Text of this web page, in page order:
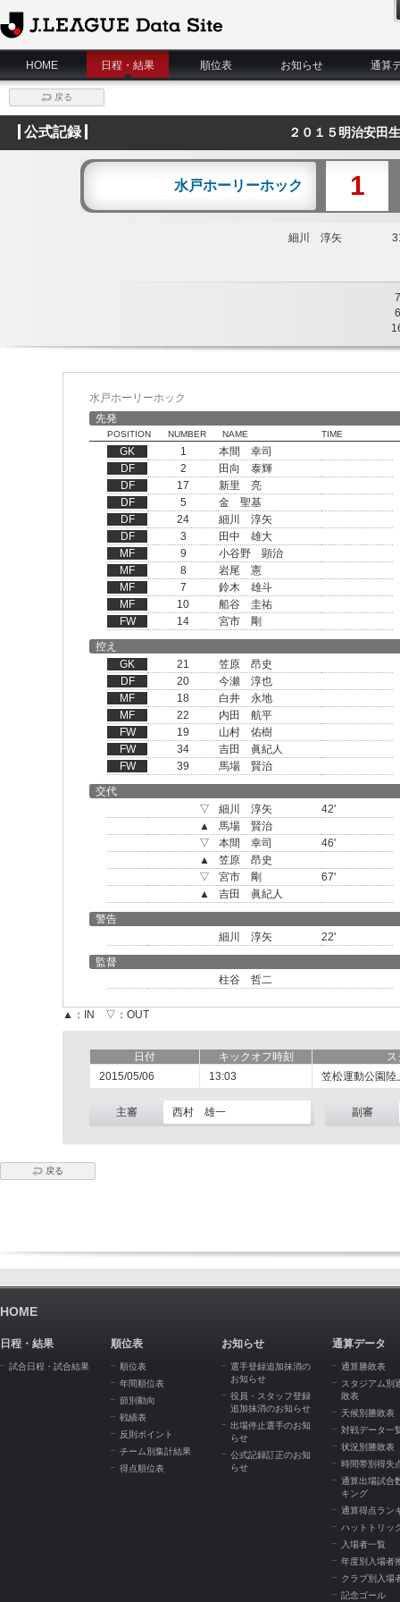
J.League Data Site
HOME
日程・結果 順位表 お知らせ 通算
戻る
公式記録 ２０１５明治安田
水戸ホーリーホック 1
細川 淳矢
7
6
水戸ホーリーホック
先発
POSITION NUMBER NAME TIME
GK 1
本間 幸司
DF
2
田向 泰輝
DF
17
新里 亮
DF
5
金 聖基
DF
24
細川 淳矢
DF
3
田中 雄大
MF
9
小谷野 顕治
MF
8
岩尾 憲
MF
7
鈴木 雄斗
MF
10
船谷 圭祐
FW
14
宮市 剛
控え
GK
21
笠原 昂史
DF
20
今瀬 淳也
MF
18
白井 永地
MF
22
内田 航平
FW
19
山村 佑樹
FW
34
吉田 眞紀人
FW
39
馬場 賢治
交代
▽
細川 淳矢
42'
▲
馬場 賢治
▽
本間 幸司
46'
▲
笠原 昂史
▽
宮市 剛
67'
▲
吉田 眞紀人
警告
細川 淳矢
22'
監督
柱谷 哲二
▲：IN ▽：OUT
日付 キックオフ時刻
ス
2015/05/06
13:03 笠松運動公園陸
主審 西村 雄一 副審
戻る
HOME
日程・結果
試合日程・試合結果
順位表
順位表
年間順位表
節別動向
戦績表
反則ポイント
チーム別集計結果
得点順位表
お知らせ
選手登録追加抹消の
お知らせ
役員・スタッフ登録
追加抹消のお知らせ
出場停止選手のお知
らせ
公式記録訂正のお知
らせ
通算データ
通算勝敗表
スタジアム別
敗表
天候別勝敗表
対戦データ一
状況別勝敗表
時間帯別得失
通算出場試合
キング
通算得点ラン
ハットトリッ
入場者一覧
年度別入場者
クラブ別入場
記念ゴール